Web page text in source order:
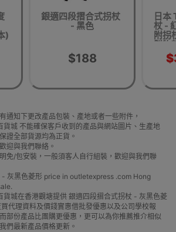
)
銀適四段摺合式拐杖
- 黑色
$188
日本
杖 -
附拐
製物
通知下更改產品包裝、產地或者一些附件，
貨城 不能確保客戶收到的產品與網站圖片、生產地
證全部貨源均為正貨。
迎與我們聯絡。
免/包安裝，一般須客人自行組裝，歡迎與我們聯
- 灰黑色菱形 price in outletexpress .com Hong
貨城在香港觀塘提供 銀適四段摺合式拐杖 - 灰黑色菱
代理資料及價錢實惠借批發優惠以及公司學校報
部份產品比團購更優惠，更可以為你推薦推介相似
們最新產品價格更新。